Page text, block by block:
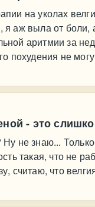
на уколах
аж выла от боли,
аритмии за
похудения не
- это
Ну не знаю...
такая, что не
считаю, что